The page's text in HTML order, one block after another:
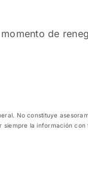
de
No constituye
la información